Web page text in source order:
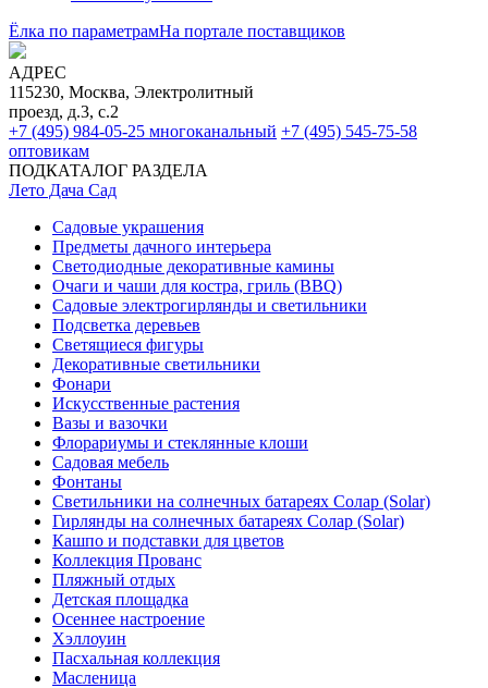
Ёлка по параметрамНа портале поставщиков
АДРЕС
115230, Москва, Электролитный
проезд, д.3, с.2
+7 (495) 984-05-25 многоканальный +7 (495) 545-75-58
оптовикам
ПОДКАТАЛОГ РАЗДЕЛА
Лето Дача Сад
Садовые украшения
Предметы дачного интерьера
Светодиодные декоративные камины
Очаги и чаши для костра, гриль (BBQ)
Садовые электрогирлянды и светильники
Подсветка деревьев
Светящиеся фигуры
Декоративные светильники
Фонари
Искусственные растения
Вазы и вазочки
Флорариумы и стеклянные клоши
Садовая мебель
Фонтаны
Светильники на солнечных батареях Солар (Solar)
Гирлянды на солнечных батареях Солар (Solar)
Кашпо и подставки для цветов
Коллекция Прованс
Пляжный отдых
Детская площадка
Осеннее настроение
Хэллоуин
Пасхальная коллекция
Масленица